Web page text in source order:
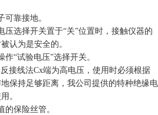
可靠接地。
压选择开关置于“关”位置时，接触仪器的
认为是安全的。
“试验电压”选择开关。
接线法Cx端为高电压，使用时必须根据
保持足够距离，我公司提供的特种绝缘电
。
的保险丝管。